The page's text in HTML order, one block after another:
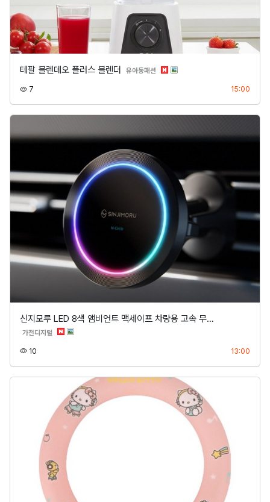
테팔 블렌데오 플러스 블렌더 유아동패션 분류
7 15:00
신지모루 LED 8색 앰비언트 맥세이프 차량용 고속 무…
가전디지털 분류
10 13:00